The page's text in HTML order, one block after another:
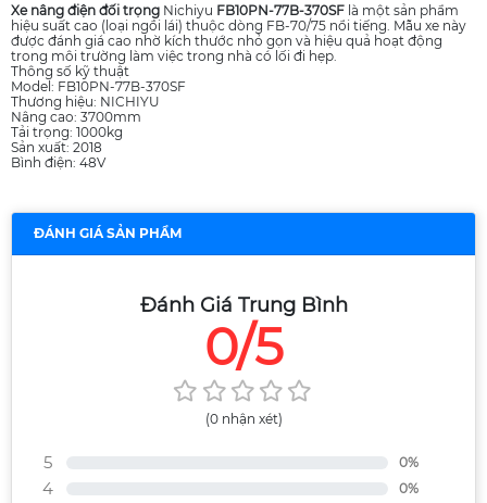
Xe nâng điện đối trọng Nichiyu FB10PN-77B-370SF là một sản phẩm
hiệu suất cao (loại ngồi lái) thuộc dòng FB-70/75 nổi tiếng. Mẫu xe này
được đánh giá cao nhờ kích thước nhỏ gọn và hiệu quả hoạt động
trong môi trường làm việc trong nhà có lối đi hẹp.
Thông số kỹ thuật
Model: FB10PN-77B-370SF
Thương hiệu: NICHIYU
Nâng cao: 3700mm
Tải trọng: 1000kg
Sản xuất: 2018
Bình điện: 48V
ĐÁNH GIÁ SẢN PHẨM
Đánh Giá Trung Bình
0/5
(0 nhận xét)
5 0%
4 0%